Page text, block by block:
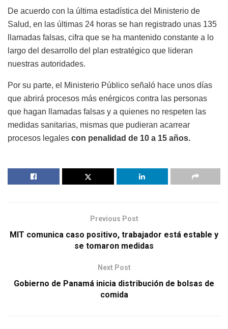
De acuerdo con la última estadística del Ministerio de
Salud, en las últimas 24 horas se han registrado unas 135
llamadas falsas, cifra que se ha mantenido constante a lo
largo del desarrollo del plan estratégico que lideran
nuestras autoridades.
Por su parte, el Ministerio Público señaló hace unos días
que abrirá procesos más enérgicos contra las personas
que hagan llamadas falsas y a quienes no respeten las
medidas sanitarias, mismas que pudieran acarrear
procesos legales con penalidad de 10 a 15 años.
Previous Post
MIT comunica caso positivo, trabajador está estable y
se tomaron medidas
Next Post
Gobierno de Panamá inicia distribución de bolsas de
comida